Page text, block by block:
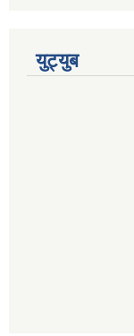
युट्युब